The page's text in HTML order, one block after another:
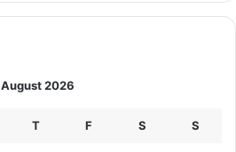
August 2026
T F S S